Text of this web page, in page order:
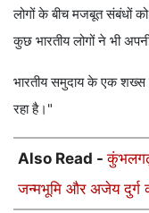
लोगों के बीच मजबूत संबंधों
कुछ भारतीय लोगों ने भी
भारतीय समुदाय के एक शख्स
रहा है।"
Also Read -कुंभलगढ़
जन्मभूमि और अजेय दुर्ग